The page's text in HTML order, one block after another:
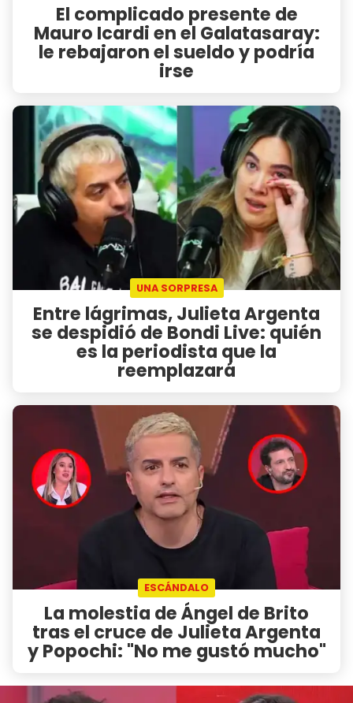
El complicado presente de
Mauro Icardi en el Galatasaray:
le rebajaron el sueldo y podría
irse
UNA SORPRESA
Entre lágrimas, Julieta Argenta
se despidió de Bondi Live: quién
es la periodista que la
reemplazará
ESCÁNDALO
La molestia de Ángel de Brito
tras el cruce de Julieta Argenta
y Popochi: "No me gustó mucho"